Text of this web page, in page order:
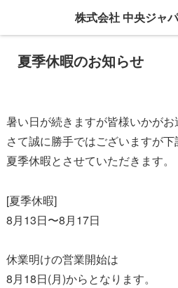
夏季休暇のお知らせ
暑い日が続きますが皆様いかが
さて誠に勝手ではございますが下
夏季休暇とさせていただきます。
[夏季休暇]
8月13日〜8月17日
休業明けの営業開始は
8月18日(月)からとなります。
株式会社 中央ジャ